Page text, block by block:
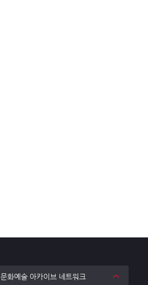
문화예술 아카이브 네트워크